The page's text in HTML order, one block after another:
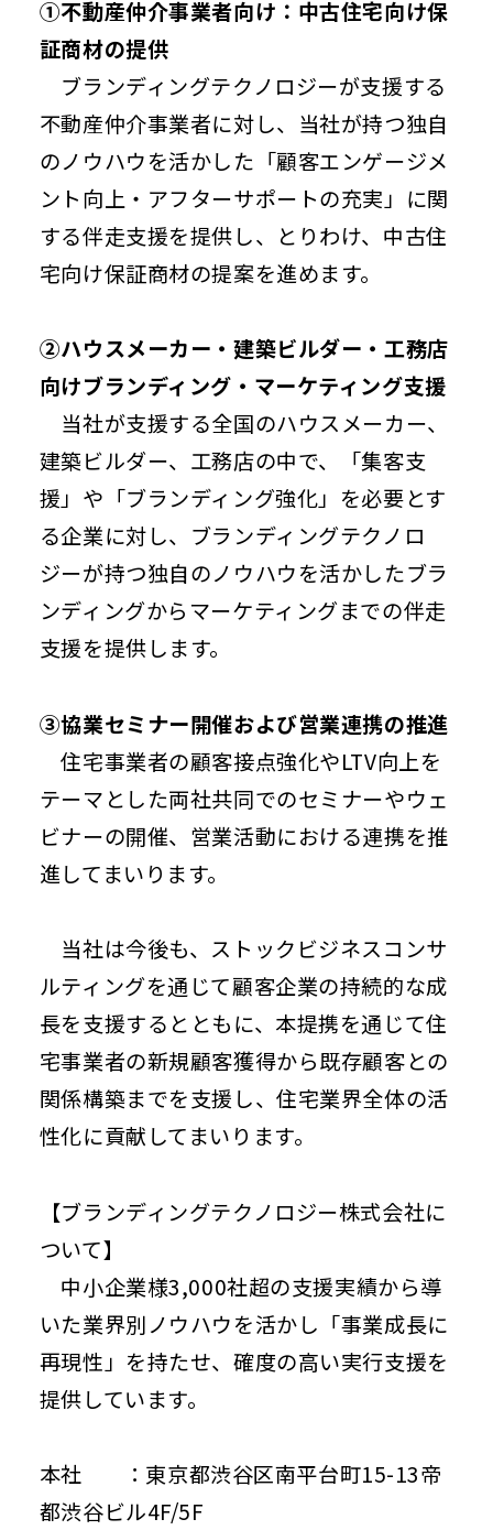
①不動産仲介事業者向け：中古住宅向け保
証商材の提供
ブランディングテクノロジーが支援する
不動産仲介事業者に対し、当社が持つ独自
のノウハウを活かした「顧客エンゲージメ
ント向上・アフターサポートの充実」に関
する伴走支援を提供し、とりわけ、中古住
宅向け保証商材の提案を進めます。
②ハウスメーカー・建築ビルダー・工務店
向けブランディング・マーケティング支援
当社が支援する全国のハウスメーカー、
建築ビルダー、工務店の中で、「集客支
援」や「ブランディング強化」を必要とす
る企業に対し、ブランディングテクノロ
ジーが持つ独自のノウハウを活かしたブラ
ンディングからマーケティングまでの伴走
支援を提供します。
③協業セミナー開催および営業連携の推進
住宅事業者の顧客接点強化やLTV向上を
テーマとした両社共同でのセミナーやウェ
ビナーの開催、営業活動における連携を推
進してまいります。
当社は今後も、ストックビジネスコンサ
ルティングを通じて顧客企業の持続的な成
長を支援するとともに、本提携を通じて住
宅事業者の新規顧客獲得から既存顧客との
関係構築までを支援し、住宅業界全体の活
性化に貢献してまいります。
【ブランディングテクノロジー株式会社に
ついて】
中小企業様3,000社超の支援実績から導
いた業界別ノウハウを活かし「事業成長に
再現性」を持たせ、確度の高い実行支援を
提供しています。
本社 ：東京都渋谷区南平台町15-13帝
都渋谷ビル4F/5F